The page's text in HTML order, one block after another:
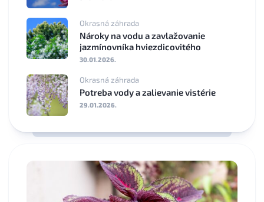
Okrasná záhrada
Nároky na vodu a zavlažovanie
jazmínovníka hviezdicovitého
30.01.2026.
Okrasná záhrada
Potreba vody a zalievanie vistérie
29.01.2026.